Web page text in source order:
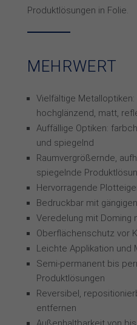
Pro­dukt­lö­sun­gen in Fo­lie.
MEHRWERT
Vielfältige Metalloptiken:
hochglänzend, matt,
Auffällige Optiken:
und spiegelnd
Raumvergrößernde,
spiegelnde
Hervorragende
Bedruckbar mit
Veredelung mit Doming
Oberflächenschutz vor
Leichte Applikation und
Semi-permanent bis
Produktlösungen
Reversibel,
entfernen